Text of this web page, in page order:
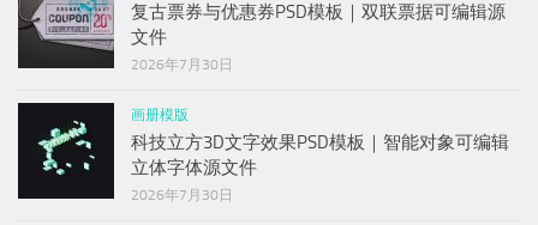
复古票券与优惠券PSD模板｜双联票据可编辑源
文件
2026年7月30日
画册模版
科技立方3D文字效果PSD模板｜智能对象可编辑
立体字体源文件
2026年7月30日